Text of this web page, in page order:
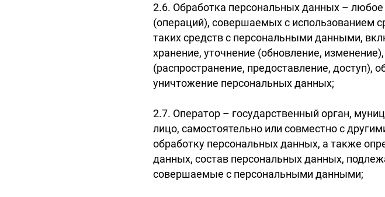
2.6. Обработка персональных данных – любое
(операций), совершаемых с использованием
таких средств с персональными данными,
хранение, уточнение (обновление,
(распространение, предоставление, доступ),
уничтожение персональных данных;
2.7. Оператор – государственный орган,
лицо, самостоятельно или совместно с
обработку персональных данных, а также
данных, состав персональных данных,
совершаемые с персональными данными;